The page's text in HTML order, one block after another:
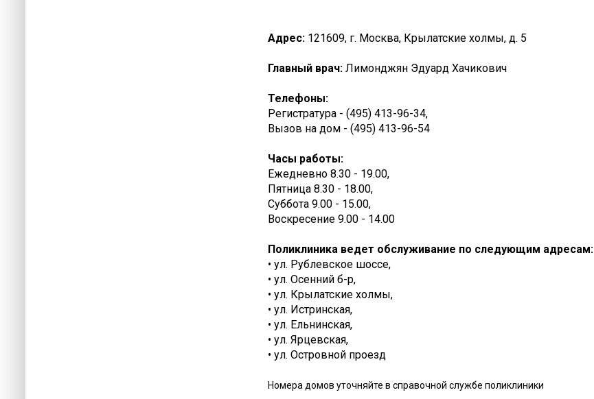
Адрес: 121609, г. Москва, Крылатские холмы, д. 5
Главный врач: Лимонджян Эдуард Хачикович
Телефоны:
Регистратура - (495) 413-96-34,
Вызов на дом - (495) 413-96-54
Часы работы:
Ежедневно 8.30 - 19.00,
Пятница 8.30 - 18.00,
Суббота 9.00 - 15.00,
Воскресение 9.00 - 14.00
Поликлиника ведет обслуживание по следующим адресам:
• ул. Рублевское шоссе,
• ул. Осенний б-р,
• ул. Крылатские холмы,
• ул. Истринская,
• ул. Ельнинская,
• ул. Ярцевская,
• ул. Островной проезд
Номера домов уточняйте в справочной службе поликлиники